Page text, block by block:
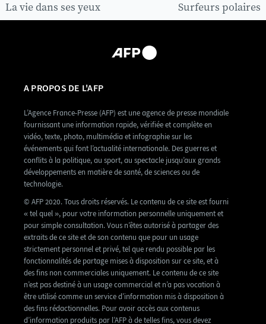
Surfeurs polaires
La vie dans ses yeux
A PROPOS DE L'AFP
L’Agence France-Presse (AFP) est une agence de presse mondiale
fournissant une information rapide, vérifiée et complète en
vidéo, texte, photo, multimédia et infographie sur les
événements qui font l’actualité internationale. Des guerres et
conflits à la politique, au sport, au spectacle jusqu’aux grands
développements en matière de santé, de sciences ou de
technologie.
© AFP 2020. Tous droits réservés. Le contenu de ce site est fourni
« tel quel », pour votre information personnelle uniquement et
pour simple consultation. Vous n’êtes autorisé à partager des
extraits de ce site et de son contenu que pour un usage
strictement personnel et privé, tel que rendu possible par les
fonctionnalités de partage mises à disposition sur ce site, et à
des fins non commerciales uniquement. Le contenu de ce site
n’est pas destiné à un usage commercial et n’a pas vocation à
être utilisé comme un service d’information mis à disposition à
des fins rédactionnelles. Pour avoir accès aux contenus
d’information produits par l’AFP à de telles fins, vous devez